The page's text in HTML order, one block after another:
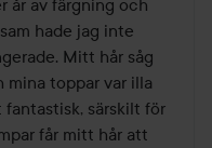
år av färgning och
hade jag inte
Mitt hår såg
mina toppar var illa
fantastisk, särskilt för
får mitt hår att